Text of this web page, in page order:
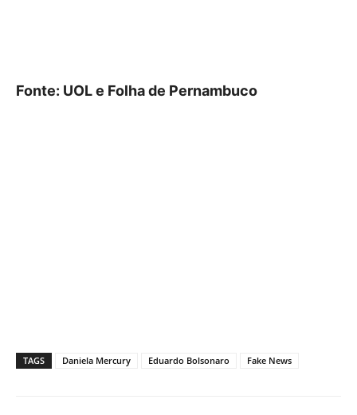
Fonte: UOL e Folha de Pernambuco
TAGS Daniela Mercury Eduardo Bolsonaro Fake News